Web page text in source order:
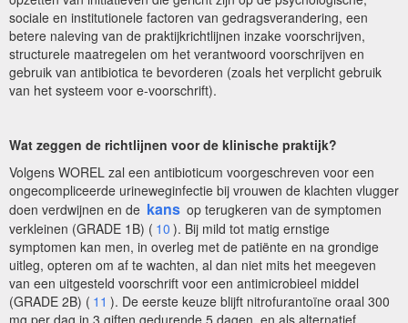
sociale en institutionele factoren van gedragsverandering, een
betere naleving van de praktijkrichtlijnen inzake voorschrijven,
structurele maatregelen om het verantwoord voorschrijven en
gebruik van antibiotica te bevorderen (zoals het verplicht gebruik
van het systeem voor e-voorschrift).
Wat zeggen de richtlijnen voor de klinische praktijk?
Volgens WOREL zal een antibioticum voorgeschreven voor een
ongecompliceerde urineweginfectie bij vrouwen de klachten vlugger
doen verdwijnen en de kans op terugkeren van de symptomen
verkleinen (GRADE 1B) ( 10 ). Bij mild tot matig ernstige
symptomen kan men, in overleg met de patiënte en na grondige
uitleg, opteren om af te wachten, al dan niet mits het meegeven
van een uitgesteld voorschrift voor een antimicrobieel middel
(GRADE 2B) ( 11 ). De eerste keuze blijft nitrofurantoïne oraal 300
mg per dag in 3 giften gedurende 5 dagen, en als alternatief